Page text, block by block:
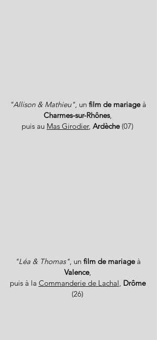
"Allison & Mathieu", un film de mariageà
Charmes-sur-Rhônes,
puis au Mas Girodier, Ardèche(07)
"Léa & Thomas", un film de mariageà
Valence,
puis à la Commanderie de Lachal, Drôme
(26)